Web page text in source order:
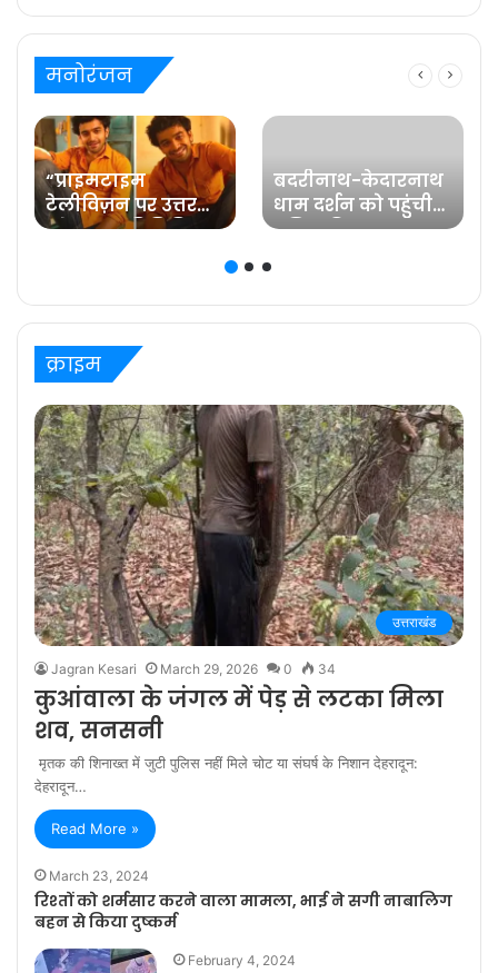
मनोरंजन
“प्राइमटाइम
टेलीविज़न पर उत्तर
प्रदेश का प्रतिनिधित्व
प्रविष्ट मिश्रा, कलर्स के
‘बरेली के बच्चन’ में
बदरीनाथ-केदारनाथ
धाम दर्शन को पहुंची
प्रसिद्ध फिल्म
क्राइम
उत्तराखंड
Jagran Kesari March 29, 2026 0 34
कुआंवाला के जंगल में पेड़ से लटका मिला
शव, सनसनी
मृतक की शिनाख्त में जुटी पुलिस नहीं मिले चोट या संघर्ष के निशान देहरादून:
देहरादून…
Read More »
March 23, 2024
रिश्तों को शर्मसार करने वाला मामला, भाई ने सगी नाबालिग
बहन से किया दुष्कर्म
February 4, 2024